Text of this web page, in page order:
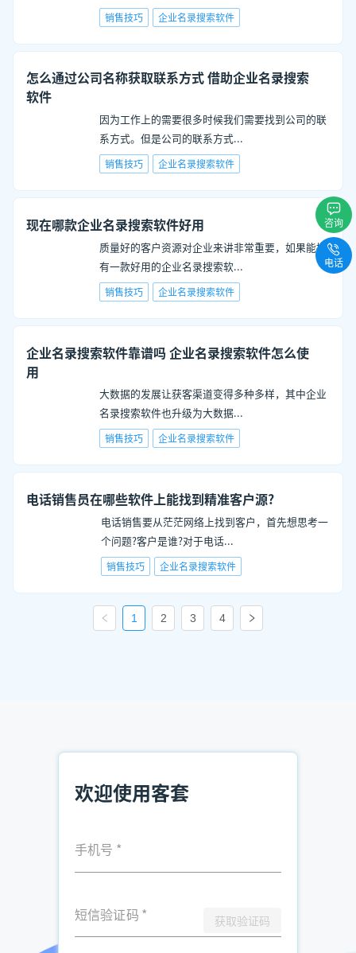
销售技巧 企业名录搜索软件
怎么通过公司名称获取联系方式 借助企业名录搜索
软件
因为工作上的需要很多时候我们需要找到公司的联
系方式。但是公司的联系方式...
销售技巧 企业名录搜索软件
现在哪款企业名录搜索软件好用
质量好的客户资源对企业来讲非常重要，如果能拥
有一款好用的企业名录搜索软...
销售技巧 企业名录搜索软件
企业名录搜索软件靠谱吗 企业名录搜索软件怎么使
用
大数据的发展让获客渠道变得多种多样，其中企业
名录搜索软件也升级为大数据...
销售技巧 企业名录搜索软件
电话销售员在哪些软件上能找到精准客户源?
电话销售要从茫茫网络上找到客户，首先想思考一
个问题?客户是谁?对于电话...
销售技巧 企业名录搜索软件
1 2 3 4
欢迎使用客套
手机号 *
短信验证码 * 获取验证码
咨询
电话